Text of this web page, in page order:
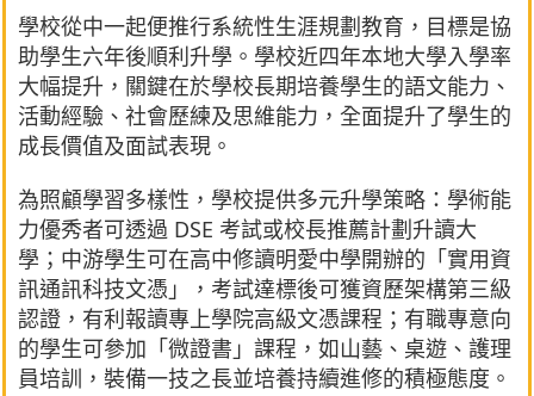
學校從中一起便推行系統性生涯規劃教育，目標是協
助學生六年後順利升學。學校近四年本地大學入學率
大幅提升，關鍵在於學校長期培養學生的語文能力、
活動經驗、社會歷練及思維能力，全面提升了學生的
成長價值及面試表現。
為照顧學習多樣性，學校提供多元升學策略：學術能
力優秀者可透過 DSE 考試或校長推薦計劃升讀大
學；中游學生可在高中修讀明愛中學開辦的「實用資
訊通訊科技文憑」，考試達標後可獲資歷架構第三級
認證，有利報讀專上學院高級文憑課程；有職專意向
的學生可參加「微證書」課程，如山藝、桌遊、護理
員培訓，裝備一技之長並培養持續進修的積極態度。